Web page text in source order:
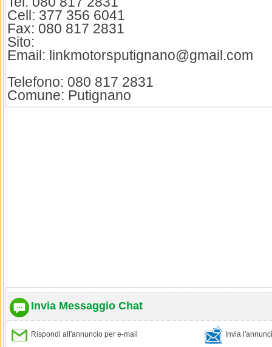
Cell: 377 356 6041
Fax: 080 817 2831
Sito:
Email: linkmotorsputignano@gmail.com
Telefono: 080 817 2831
Comune: Putignano
Invia Messaggio Chat
Rispondi all'annuncio per e-mail Invia